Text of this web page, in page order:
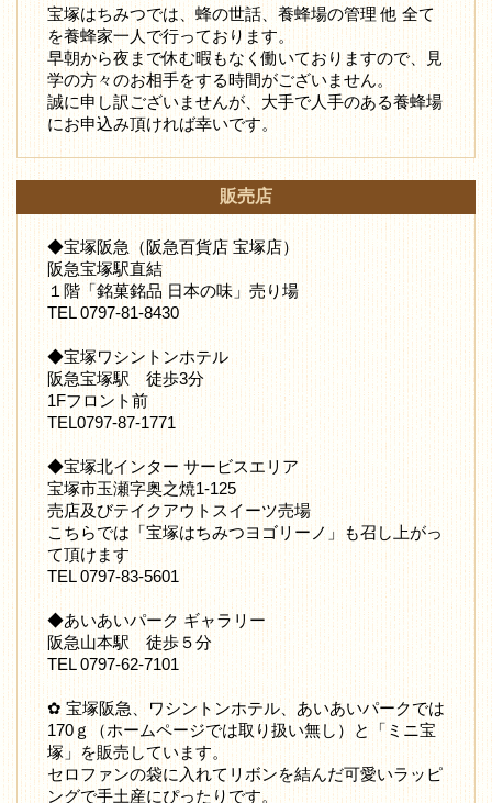
宝塚はちみつでは、蜂の世話、養蜂場の管理 他 全て
を養蜂家一人で行っております。
早朝から夜まで休む暇もなく働いておりますので、見
学の方々のお相手をする時間がございません。
誠に申し訳ございませんが、大手で人手のある養蜂場
にお申込み頂ければ幸いです。
販売店
◆宝塚阪急（阪急百貨店 宝塚店）
阪急宝塚駅直結
１階「銘菓銘品 日本の味」売り場
TEL 0797-81-8430
◆宝塚ワシントンホテル
阪急宝塚駅 徒歩3分
1Fフロント前
TEL0797-87-1771
◆宝塚北インター サービスエリア
宝塚市玉瀬字奥之焼1-125
売店及びテイクアウトスイーツ売場
こちらでは「宝塚はちみつヨゴリーノ」も召し上がっ
て頂けます
TEL 0797-83-5601
◆あいあいパーク ギャラリー
阪急山本駅 徒歩５分
TEL 0797-62-7101
✿ 宝塚阪急、ワシントンホテル、あいあいパークでは
170ｇ（ホームページでは取り扱い無し）と「ミニ宝
塚」を販売しています。
セロファンの袋に入れてリボンを結んだ可愛いラッピ
ングで手土産にぴったりです。